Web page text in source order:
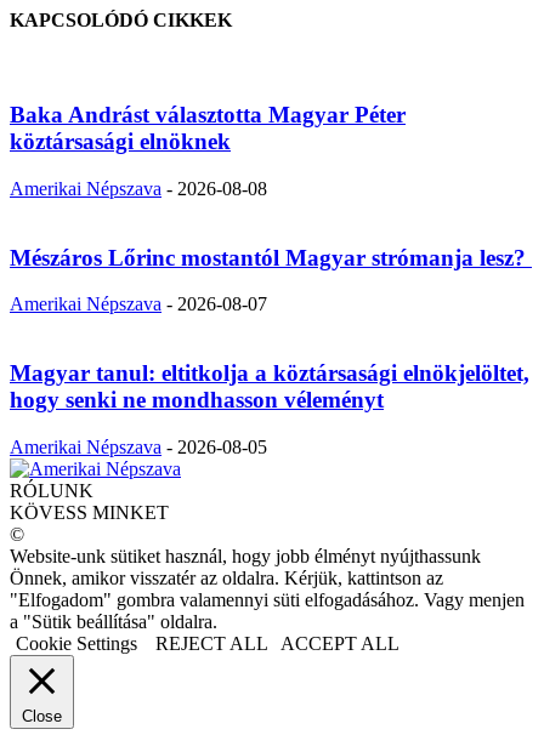
KAPCSOLÓDÓ CIKKEK
Baka Andrást választotta Magyar Péter
köztársasági elnöknek
Amerikai Népszava - 2026-08-08
Mészáros Lőrinc mostantól Magyar strómanja lesz?
Amerikai Népszava - 2026-08-07
Magyar tanul: eltitkolja a köztársasági elnökjelöltet,
hogy senki ne mondhasson véleményt
Amerikai Népszava - 2026-08-05
RÓLUNK
KÖVESS MINKET
©
Website-unk sütiket használ, hogy jobb élményt nyújthassunk
Önnek, amikor visszatér az oldalra. Kérjük, kattintson az
"Elfogadom" gombra valamennyi süti elfogadásához. Vagy menjen
a "Sütik beállítása" oldalra.
Cookie Settings
REJECT ALL ACCEPT ALL
Close